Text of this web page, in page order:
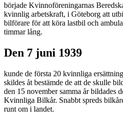
började Kvinnoföreningarnas
kvinnlig arbetskraft, i Göteborg att
bilförare för att köra lastbil och
timmar lång.
Den 7 juni 1939
kunde de första 20 kvinnliga
skildes åt bestämde de att de skulle
den 15 november samma år bildades
Kvinnliga Bilkår. Snabbt spreds
runt om i landet.